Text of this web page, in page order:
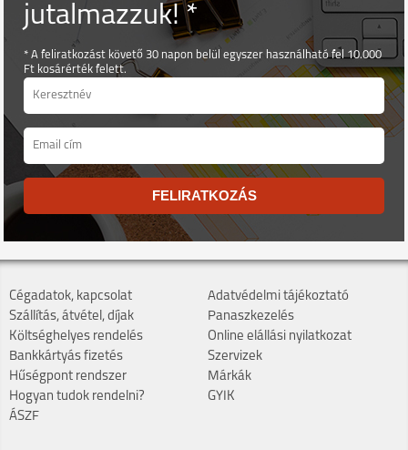
jutalmazzuk! *
* A feliratkozást követő 30 napon belül egyszer használható fel 10.000
Ft kosárérték felett.
FELIRATKOZÁS
Cégadatok, kapcsolat
Szállítás, átvétel, díjak
Költséghelyes rendelés
Bankkártyás fizetés
Hűségpont rendszer
Hogyan tudok rendelni?
ÁSZF
Adatvédelmi tájékoztató
Panaszkezelés
Online elállási nyilatkozat
Szervizek
Márkák
GYIK